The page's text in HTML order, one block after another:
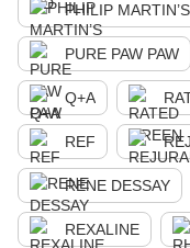
PHILIP MARTIN’S
PURE PAW PAW
Q+A
REF
RENE DESSAY
REXALINE